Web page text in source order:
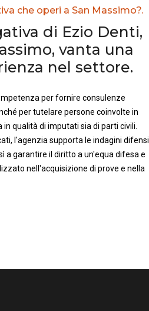
che operi a San Massimo?.
di Ezio Denti,
vanta una
nel settore.
per fornire consulenze
per tutelare persone coinvolte in
qualità di imputati sia di parti civili.
l'agenzia supporta le indagini
a garantire il diritto a un'equa difesa e
nell'acquisizione di prove e nella